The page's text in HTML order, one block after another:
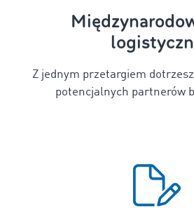
Z jednym przetargiem
potencjalnych partnerów